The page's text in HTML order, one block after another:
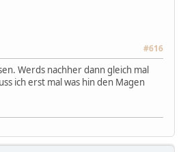
#616
Werds nachher dann gleich mal
ich erst mal was hin den Magen